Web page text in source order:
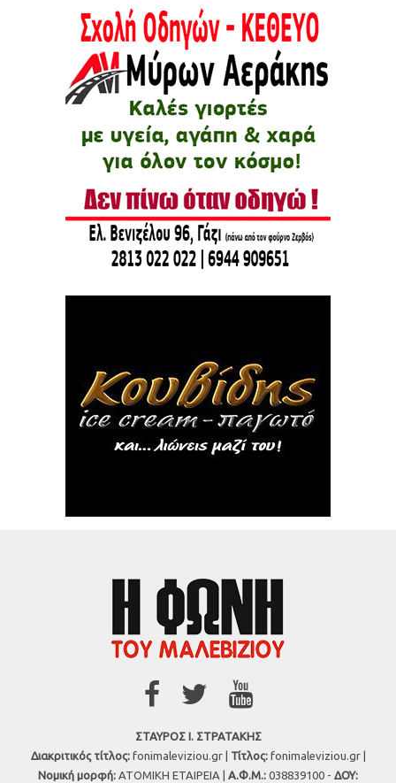
ΣΤΑΥΡΟΣ Ι. ΣΤΡΑΤΑΚΗΣ
Διακριτικός τίτλος:fonimaleviziou.gr | Τίτλος:fonimaleviziou.gr |
Νομική μορφή: ΑΤΟΜΙΚΗ ΕΤΑΙΡΕΙΑ | Α.Φ.Μ.: 038839100 - ΔΟΥ: